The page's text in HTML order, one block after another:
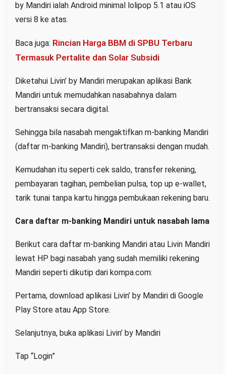
by Mandiri ialah Android minimal lolipop 5.1 atau iOS
versi 8 ke atas.
Baca juga: Rincian Harga BBM di SPBU Terbaru
Termasuk Pertalite dan Solar Subsidi
Diketahui Livin’ by Mandiri merupakan aplikasi Bank
Mandiri untuk memudahkan nasabahnya dalam
bertransaksi secara digital.
Sehingga bila nasabah mengaktifkan m-banking Mandiri
(daftar m-banking Mandiri), bertransaksi dengan mudah.
Kemudahan itu seperti cek saldo, transfer rekening,
pembayaran tagihan, pembelian pulsa, top up e-wallet,
tarik tunai tanpa kartu hingga pembukaan rekening baru.
Cara daftar m-banking Mandiri untuk nasabah lama
Berikut cara daftar m-banking Mandiri atau Livin Mandiri
lewat HP bagi nasabah yang sudah memiliki rekening
Mandiri seperti dikutip dari kompa.com:
Pertama, download aplikasi Livin’ by Mandiri di Google
Play Store atau App Store.
Selanjutnya, buka aplikasi Livin’ by Mandiri
Tap “Login”